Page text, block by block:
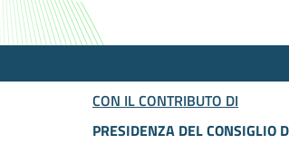
CON IL CONTRIBUTO DI
PRESIDENZA DEL CONSIGLIO